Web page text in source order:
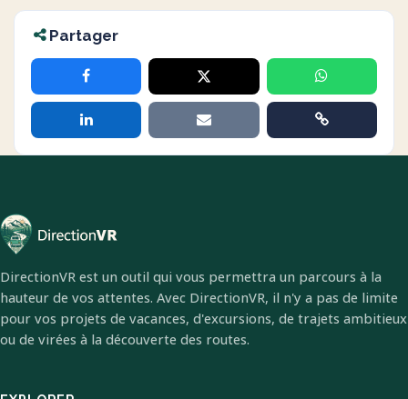
Partager
DirectionVR est un outil qui vous permettra un parcours à la
hauteur de vos attentes. Avec DirectionVR, il n'y a pas de limite
pour vos projets de vacances, d'excursions, de trajets ambitieux
ou de virées à la découverte des routes.